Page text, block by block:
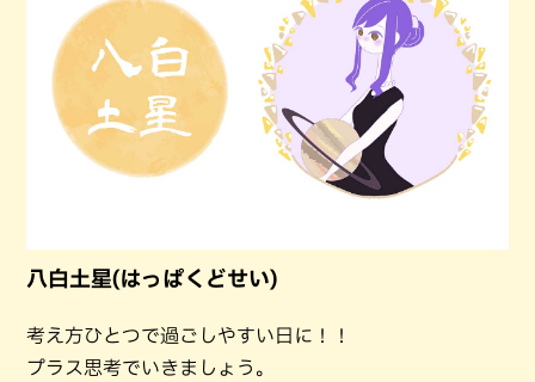
八白土星(はっぱくどせい)
考え方ひとつで過ごしやすい日に！！
プラス思考でいきましょう。